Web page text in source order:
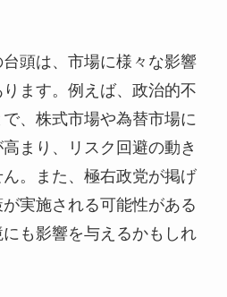
頭は、市場に様々な影響
ます。例えば、政治的不
、株式市場や為替市場に
まり、リスク回避の動き
。また、極右政党が掲げ
実施される可能性がある
も影響を与えるかもしれ